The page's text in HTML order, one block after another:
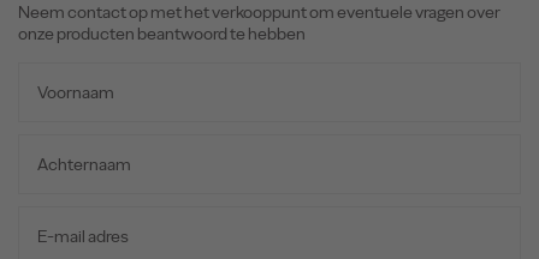
Neem contact op met het verkooppunt om eventuele vragen over
onze producten beantwoord te hebben